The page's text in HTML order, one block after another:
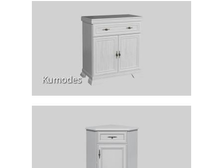
Kumodes